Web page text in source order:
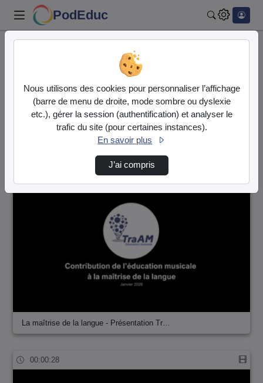
PodEduc
86 vidéos trouvées
Audio Vidéo
Direction de tri
La maîtrise de la langue - Présentation Tr…
00:00:28
Nous utilisons des cookies pour personnaliser l’affichage
(barre de menu de droite, mode sombre ou dyslexie
etc.), gérer la session (authentification) et analyser le
trafic du site (pour certaines instances).
En savoir plus
J’ai compris